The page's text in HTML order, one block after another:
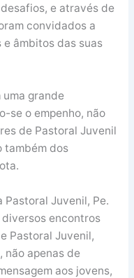
e através de
convidados a
e âmbitos das suas
uma grande
se o empenho, não
de Pastoral Juvenil
também dos
Pastoral Juvenil, Pe.
encontros
Pastoral Juvenil,
não apenas de
aos jovens,